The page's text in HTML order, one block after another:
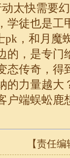
动太快需
学徒也是工
pk，和月魔
的，是专门
态传奇，得
力量越大
户端蜈蚣鹿
【责任